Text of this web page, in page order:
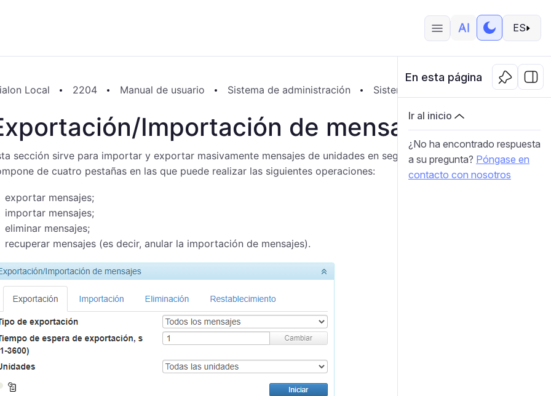
ES
Local 2204 Manual de usuario Sistema de administración Sistema Exportación/
Importación de mensajes
sección sirve para importar y exportar masivamente mensajes de unidades en segundo plano. La sección se
de cuatro pestañas en las que puede realizar las siguientes operaciones:
exportar mensajes;
importar mensajes;
eliminar mensajes;
recuperar mensajes (es decir, anular la importación de mensajes).
En esta página
Ir al inicio
¿No ha encontrado respuesta
a su pregunta? Póngase en
contacto con nosotros